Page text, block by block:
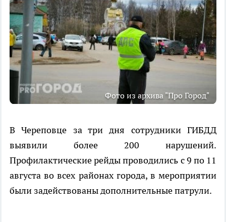
Фото из архива "Про Город"
В Череповце за три дня сотрудники ГИБДД
выявили более 200 нарушений.
Профилактические рейды проводились с 9 по 11
августа во всех районах города, в мероприятии
были задействованы дополнительные патрули.